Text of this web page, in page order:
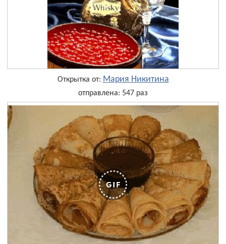
Открытка от: Мария Никитина
отправлена: 547 раз